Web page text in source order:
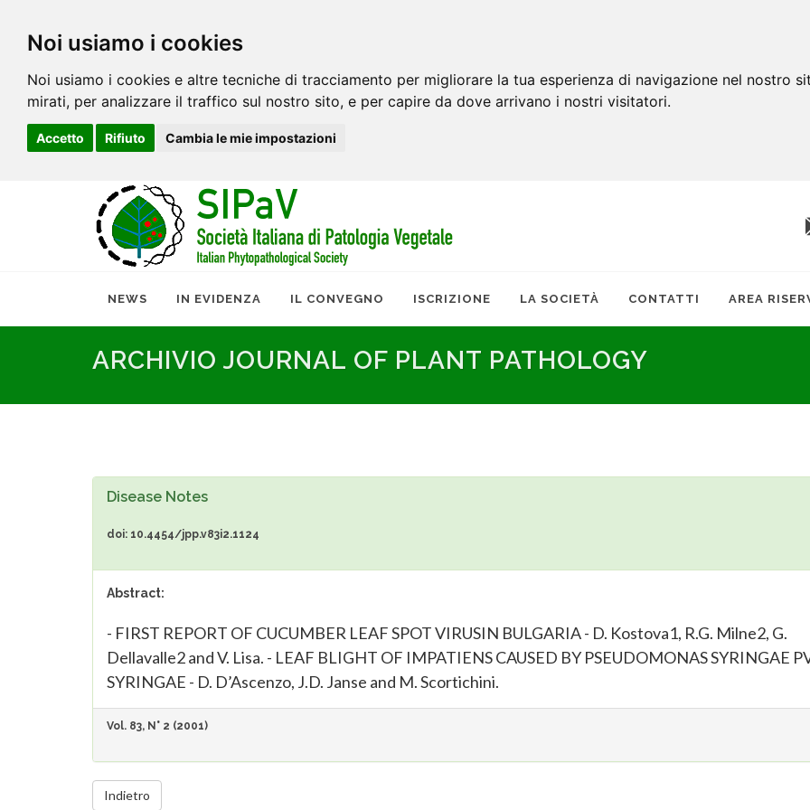
Noi usiamo i cookies
Noi usiamo i cookies e altre tecniche di tracciamento per migliorare la tua esperienza di navigazione nel nostro
mirati, per analizzare il traffico sul nostro sito, e per capire da dove arrivano i nostri visitatori.
Accetto Rifiuto Cambia le mie impostazioni
NEWS IN EVIDENZA IL CONVEGNO ISCRIZIONE LA SOCIETÀ CONTATTI AREA
ARCHIVIO JOURNAL OF PLANT PATHOLOGY
Disease Notes
doi: 10.4454/jpp.v83i2.1124
Abstract:
- FIRST REPORT OF CUCUMBER LEAF SPOT VIRUSIN BULGARIA - D. Kostova1, R.G. Milne2, G.
Dellavalle2 and V. Lisa. - LEAF BLIGHT OF IMPATIENS CAUSED BY PSEUDOMONAS SYRINGAE
SYRINGAE - D. D’Ascenzo, J.D. Janse and M. Scortichini.
Vol. 83, N° 2 (2001)
Indietro